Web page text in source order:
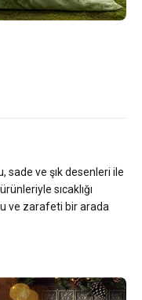
sade ve şık desenleri ile
sıcaklığı
ve zarafeti bir arada